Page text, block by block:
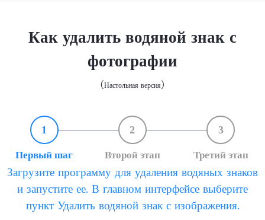
Как удалить водяной знак с
фотографии
(Настольная версия)
1
Первый шаг
2
Второй этап
3
Третий этап
Загрузите программу для удаления водяных знаков
и запустите ее. В главном интерфейсе выберите
пункт Удалить водяной знак с изображения.